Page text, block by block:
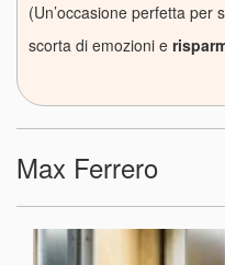
(Un’occasione perfetta per
scorta di emozioni e
Max Ferrero